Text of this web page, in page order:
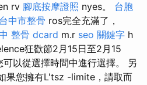
rv 腳底按摩證照 nyes。 台胞
台中市整骨 ros完全充滿了，
整骨 dcard m.r seo 關鍵字 h
狂歡節2月15日至2月15
以從選擇時間中進行選擇。 另
果您擁有L'tsz -limite，請取而